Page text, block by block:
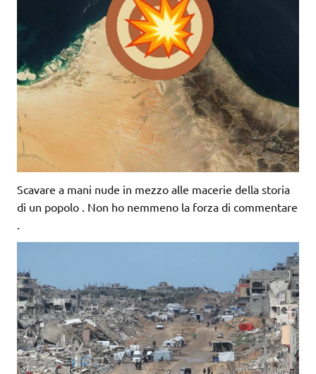
Scavare a mani nude in mezzo alle macerie della storia
di un popolo . Non ho nemmeno la forza di commentare
.